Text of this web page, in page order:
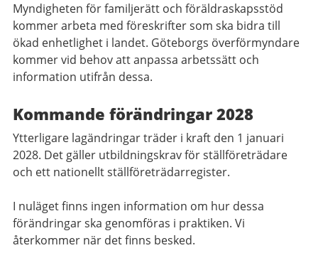
Myndigheten för familjerätt och föräldraskapsstöd
kommer arbeta med föreskrifter som ska bidra till
ökad enhetlighet i landet. Göteborgs överförmyndare
kommer vid behov att anpassa arbetssätt och
information utifrån dessa.
Kommande förändringar 2028
Ytterligare lagändringar träder i kraft den 1 januari
2028. Det gäller utbildningskrav för ställföreträdare
och ett nationellt ställföreträdarregister.
I nuläget finns ingen information om hur dessa
förändringar ska genomföras i praktiken. Vi
återkommer när det finns besked.